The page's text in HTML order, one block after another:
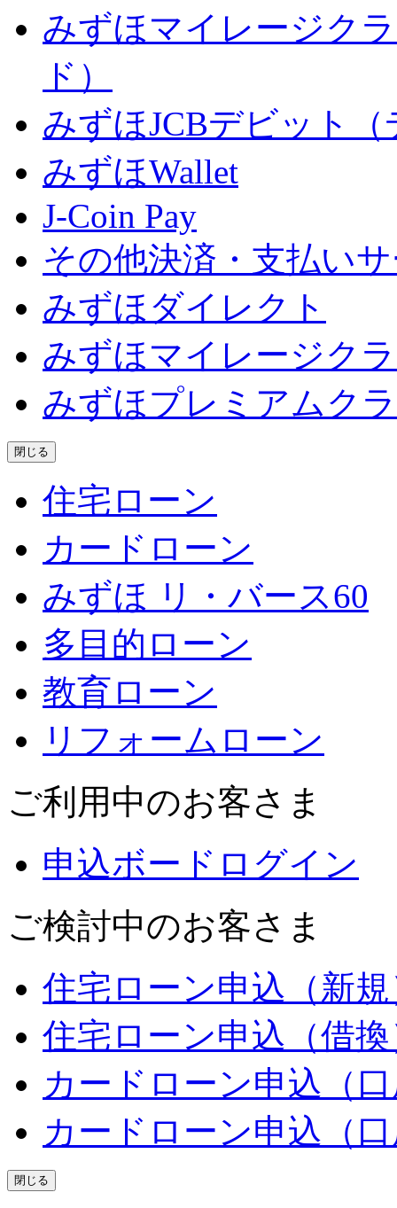
みずほマイレージク
ド）
みずほJCBデビット
みずほWallet
J-Coin Pay
その他決済・支払い
みずほダイレクト
みずほマイレージク
みずほプレミアムク
閉じる
住宅ローン
カードローン
みずほ リ・バース60
多目的ローン
教育ローン
リフォームローン
ご利用中のお客さま
申込ボードログイン
ご検討中のお客さま
住宅ローン申込（新
住宅ローン申込（借
カードローン申込（
カードローン申込（
閉じる